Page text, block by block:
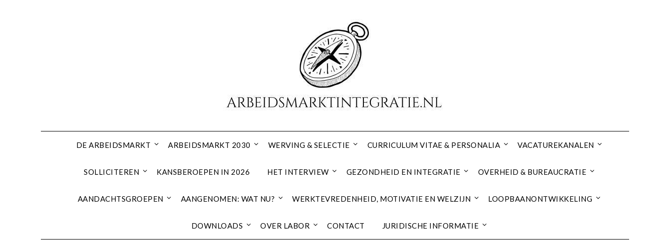
DE ARBEIDSMARKT ARBEIDSMARKT 2030 WERVING & SELECTIE CURRICULUM VITAE & PERSONALIA VACATUREKANALEN
SOLLICITEREN KANSBEROEPEN IN 2026 HET INTERVIEW GEZONDHEID EN INTEGRATIE OVERHEID & BUREAUCRATIE
AANDACHTSGROEPEN AANGENOMEN: WAT NU? WERKTEVREDENHEID, MOTIVATIE EN WELZIJN LOOPBAANONTWIKKELING
DOWNLOADS OVER LABOR CONTACT JURIDISCHE INFORMATIE